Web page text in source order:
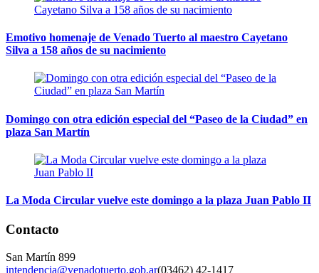
Emotivo homenaje de Venado Tuerto al maestro Cayetano
Silva a 158 años de su nacimiento
Domingo con otra edición especial del “Paseo de la Ciudad” en
plaza San Martín
La Moda Circular vuelve este domingo a la plaza Juan Pablo II
Contacto
San Martín 899
intendencia@venadotuerto.gob.ar(03462) 42-1417